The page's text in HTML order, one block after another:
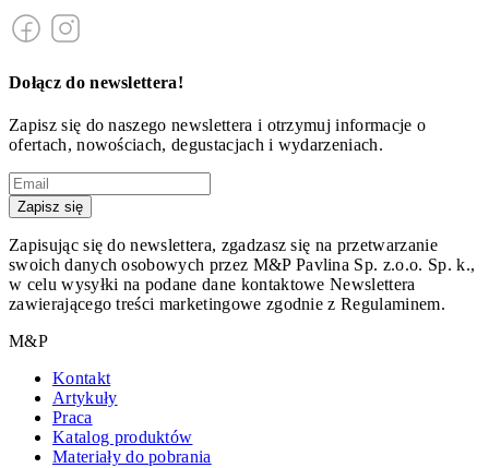
Dołącz do newslettera!
Zapisz się do naszego newslettera i otrzymuj informacje o
ofertach, nowościach, degustacjach i wydarzeniach.
Zapisz się
Zapisując się do newslettera, zgadzasz się na przetwarzanie
swoich danych osobowych przez M&P Pavlina Sp. z.o.o. Sp. k.,
w celu wysyłki na podane dane kontaktowe Newslettera
zawierającego treści marketingowe zgodnie z Regulaminem.
M&P
Kontakt
Artykuły
Praca
Katalog produktów
Materiały do pobrania